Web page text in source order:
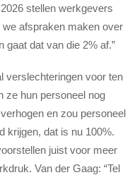
stellen werkgevers
afspraken maken over
gaat dat van die 2% af.”
verslechteringen voor ten
ze hun personeel nog
en zou personeel
krijgen, dat is nu 100%.
juist voor meer
Van der Gaag: “Tel